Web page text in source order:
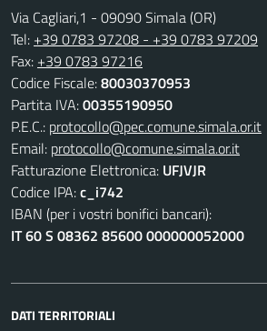
Via Cagliari,1 - 09090 Simala (OR)
Tel: +39 0783 97208 - +39 0783 97209
Fax: +39 0783 97216
Codice Fiscale:80030370953
Partita IVA:00355190950
P.E.C.: protocollo@pec.comune.simala.or.it
Email: protocollo@comune.simala.or.it
Fatturazione Elettronica: UFJVJR
Codice IPA:c_i742
IBAN (per i vostri bonifici bancari):
IT 60 S 08362 85600 000000052000
DATI TERRITORIALI